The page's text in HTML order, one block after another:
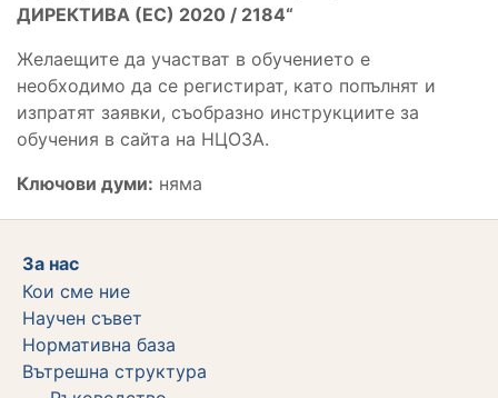
ДИРЕКТИВА (ЕС) 2020 / 2184“
Желаещите да участват в обучението е
необходимо да се регистират, като попълнят и
изпратят заявки, съобразно инструкциите за
обучения в сайта на НЦОЗА.
Ключови думи: няма
За нас
Кои сме ние
Научен съвет
Нормативна база
Вътрешна структура